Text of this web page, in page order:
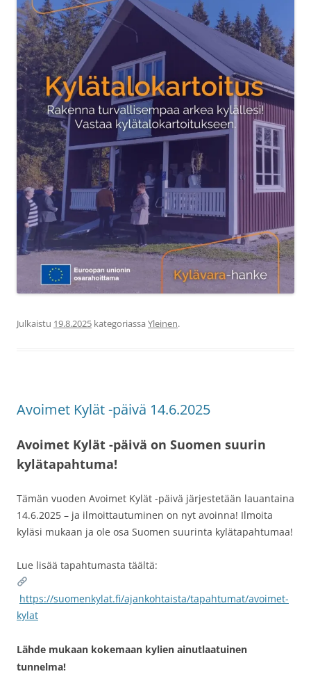
Julkaistu 19.8.2025 kategoriassa Yleinen.
Avoimet Kylät -päivä 14.6.2025
Avoimet Kylät -päivä on Suomen suurin
kylätapahtuma!
Tämän vuoden Avoimet Kylät -päivä järjestetään lauantaina
14.6.2025 – ja ilmoittautuminen on nyt avoinna! Ilmoita
kyläsi mukaan ja ole osa Suomen suurinta kylätapahtumaa!
Lue lisää tapahtumasta täältä:
https://suomenkylat.fi/ajankohtaista/tapahtumat/avoimet-
kylat
Lähde mukaan kokemaan kylien ainutlaatuinen
tunnelma!